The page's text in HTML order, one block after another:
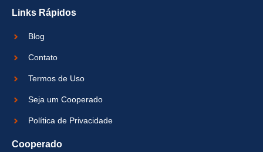
Links Rápidos
Blog
Contato
Termos de Uso
Seja um Cooperado
Política de Privacidade
Cooperado